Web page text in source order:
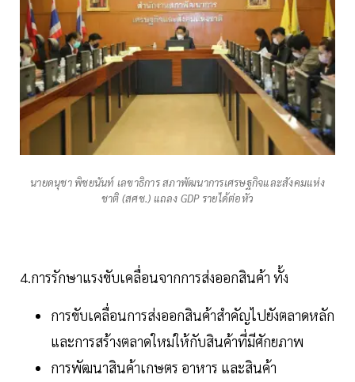
นายดนุชา พิชยนันท์ เลขาธิการ สภาพัฒนาการเศรษฐกิจและสังคมแห่ง
ชาติ (สศช.) แถลง GDP รายได้ต่อหัว
4.การรักษาแรงขับเคลื่อนจากการส่งออกสินค้า ทั้ง
การขับเคลื่อนการส่งออกสินค้าสำคัญไปยังตลาดหลัก
และการสร้างตลาดใหม่ให้กับสินค้าที่มีศักยภาพ
การพัฒนาสินค้าเกษตร อาหาร และสินค้า